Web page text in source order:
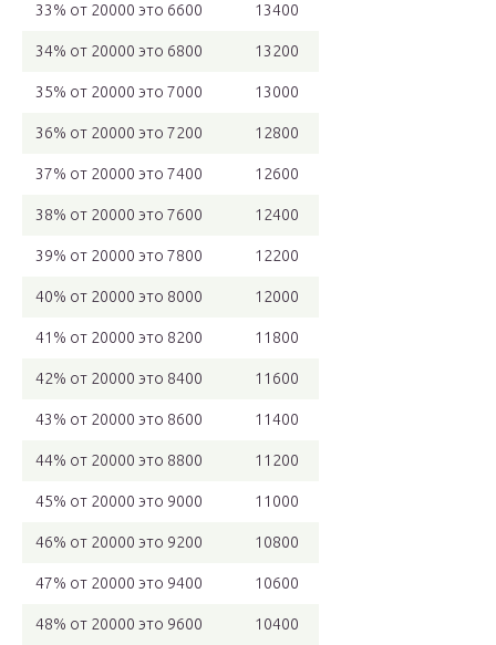
33% от 20000 это 6600 13400
34% от 20000 это 6800 13200
35% от 20000 это 7000 13000
36% от 20000 это 7200 12800
37% от 20000 это 7400 12600
38% от 20000 это 7600 12400
39% от 20000 это 7800 12200
40% от 20000 это 8000 12000
41% от 20000 это 8200 11800
42% от 20000 это 8400 11600
43% от 20000 это 8600 11400
44% от 20000 это 8800 11200
45% от 20000 это 9000 11000
46% от 20000 это 9200 10800
47% от 20000 это 9400 10600
48% от 20000 это 9600 10400